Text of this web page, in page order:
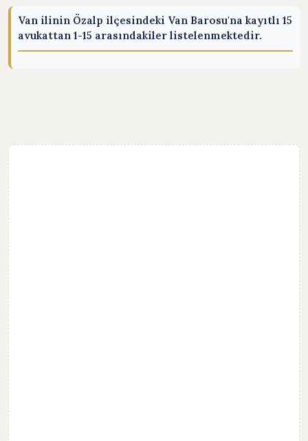
Van ilinin Özalp ilçesindeki Van Barosu'na kayıtlı 15
avukattan 1-15 arasındakiler listelenmektedir.